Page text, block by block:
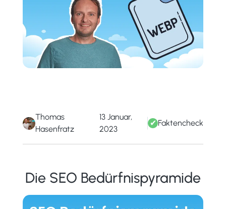
Die SEO Bedürfnispyramide
Thomas
Hasenfratz
13 Januar,
2023
✔ Faktencheck